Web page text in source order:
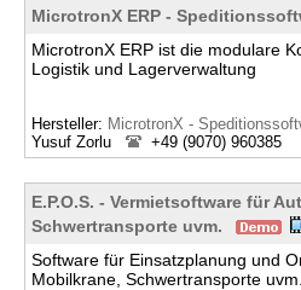
MicrotronX ERP -
MicrotronX ERP ist die modulare
Logistik und Lagerverwaltung
Hersteller: MicrotronX -
Yusuf Zorlu
+49 (9070) 960385
E.P.O.S. - Vermietsoftware für
Schwertransporte uvm.
Software für Einsatzplanung und
Mobilkrane, Schwertransporte uvm.